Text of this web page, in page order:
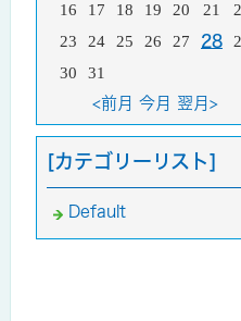
16
17 18 19 20 21
23
24 25 26 27 28
30
31
<前月 今月 翌月>
[カテゴリーリスト]
Default